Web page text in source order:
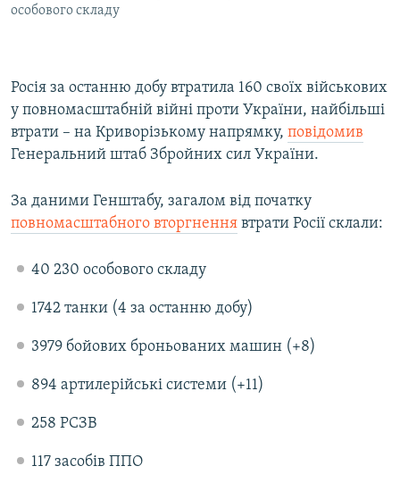
особового складу
Росія за останню добу втратила 160 своїх військових
у повномасштабній війні проти України, найбільші
втрати – на Криворізькому напрямку, повідомив
Генеральний штаб Збройних сил України.
За даними Генштабу, загалом від початку
повномасштабного вторгнення втрати Росії склали:
40 230 особового складу
1742 танки (4 за останню добу)
3979 бойових броньованих машин (+8)
894 артилерійські системи (+11)
258 РСЗВ
117 засобів ППО